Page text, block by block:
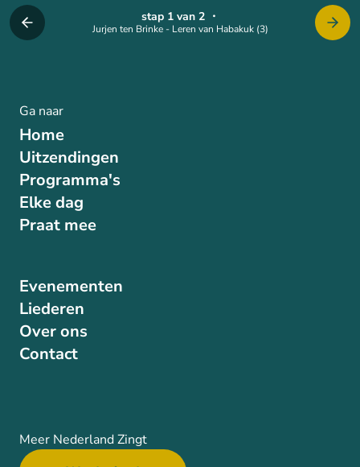
Jurjen ten Brinke - Leren van Habakuk (3)
stap 1 van 2・
Ga naar
Home
Uitzendingen
Programma's
Elke dag
Praat mee
Evenementen
Liederen
Over ons
Contact
Meer Nederland Zingt